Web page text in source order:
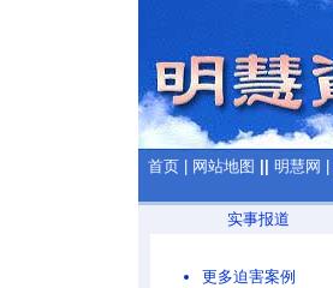
首页 网站地图 明慧网
实事报道
更多迫害案例